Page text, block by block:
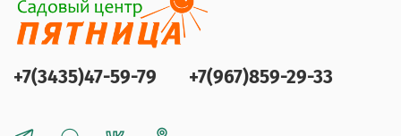
+7(3435)47-59-79 +7(967)859-29-33